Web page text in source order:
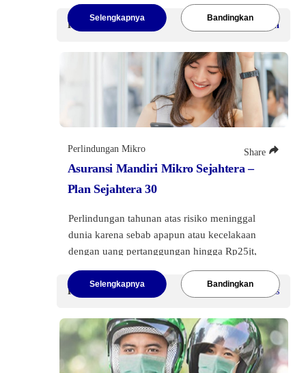
Total Tetap bagi Tertanggung yang memiliki
Mandiri Kartu Kredit.
Premi Mulai Dapat disesuaikan
Selengkapnya Bandingkan
Perlindungan Mikro Share
Asuransi Mandiri Mikro Sejahtera –
Plan Sejahtera 30
Perlindungan tahunan atas risiko meninggal
dunia karena sebab apapun atau kecelakaan
dengan uang pertanggungan hingga Rp25jt,
Rawat Inap di Rumah Sakit dan Santunan Cacat
Tetap akibat kecelakaan.
Premi TunggalRp25 Ribu.
Premi Mulai Rp25.000 /Sekaligus
Selengkapnya Bandingkan